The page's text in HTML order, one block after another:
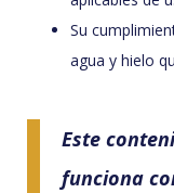
Su
agua y hielo
Este
funciona